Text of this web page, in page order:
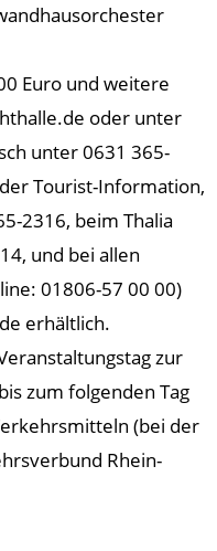
Euro und weitere
oder unter
unter 0631 365-
Tourist-Information,
2316, beim Thalia
und bei allen
01806-57 00 00)
erhältlich.
zur
zum folgenden Tag
(bei der
Rhein-